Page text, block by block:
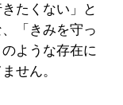
たくない」と
「きみを守っ
ような存在に
せん。